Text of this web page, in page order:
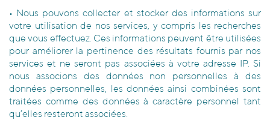
• Nous pouvons collecter et stocker des informations sur
votre utilisation de nos services, y compris les recherches
que vous effectuez. Ces informations peuvent être utilisées
pour améliorer la pertinence des résultats fournis par nos
services et ne seront pas associées à votre adresse IP. Si
nous associons des données non personnelles à des
données personnelles, les données ainsi combinées sont
traitées comme des données à caractère personnel tant
qu’elles resteront associées.